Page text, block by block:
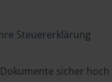
Steuererklärung
sicher hoch